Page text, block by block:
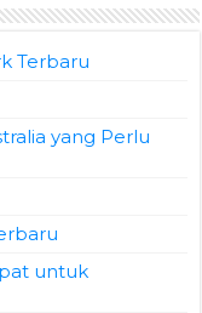
Terbaru
yang Perlu
untuk